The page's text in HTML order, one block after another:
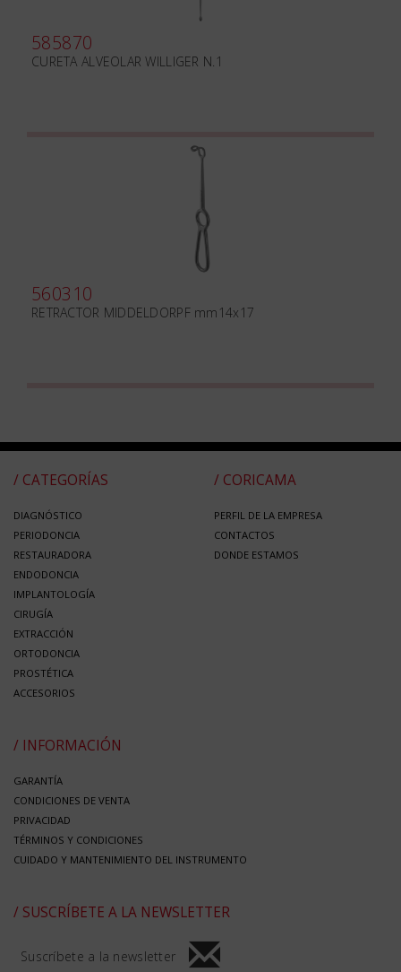
585870
CURETA ALVEOLAR WILLIGER N.1
560310
RETRACTOR MIDDELDORPF mm14x17
/ CATEGORÍAS
DIAGNÓSTICO
PERIODONCIA
RESTAURADORA
ENDODONCIA
IMPLANTOLOGÍA
CIRUGÍA
EXTRACCIÓN
ORTODONCIA
PROSTÉTICA
ACCESORIOS
/ CORICAMA
PERFIL DE LA EMPRESA
CONTACTOS
DONDE ESTAMOS
/ INFORMACIÓN
GARANTÍA
CONDICIONES DE VENTA
PRIVACIDAD
TÉRMINOS Y CONDICIONES
CUIDADO Y MANTENIMIENTO DEL INSTRUMENTO
/ SUSCRÍBETE A LA NEWSLETTER
Suscríbete a la newsletter